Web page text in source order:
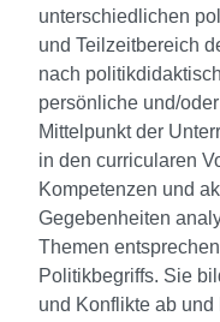
unterschiedlichen
und Teilzeitbereich
nach
persönliche und/
Mittelpunkt der
in den curricularen
Kompetenzen und
Gegebenheiten
Themen
Politikbegriffs. Sie
und Konflikte ab